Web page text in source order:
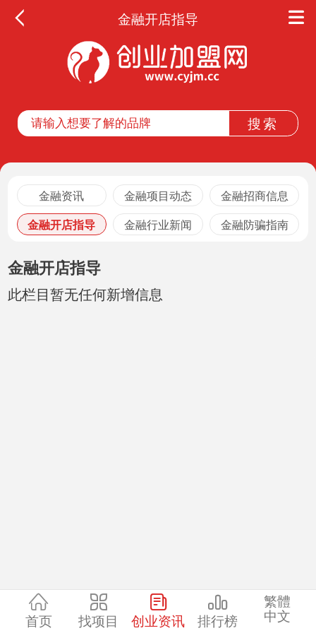
金融开店指导
金融资讯 金融项目动态 金融招商信息
金融开店指导 金融行业新闻 金融防骗指南
金融开店指导
此栏目暂无任何新增信息
首页 找项目 创业资讯 排行榜
繁體
中文